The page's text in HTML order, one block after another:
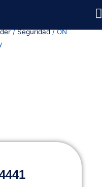
/Seguridad/ ON